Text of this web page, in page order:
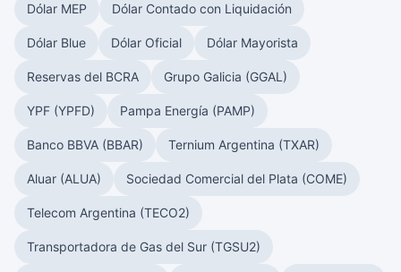
Dólar MEP Dólar Contado con Liquidación
Dólar Blue Dólar Oficial Dólar Mayorista
Reservas del BCRA Grupo Galicia (GGAL)
YPF (YPFD) Pampa Energía (PAMP)
Banco BBVA (BBAR) Ternium Argentina (TXAR)
Aluar (ALUA) Sociedad Comercial del Plata (COME)
Telecom Argentina (TECO2)
Transportadora de Gas del Sur (TGSU2)